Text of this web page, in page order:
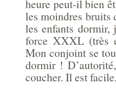
heure peut-il bien
les moindres bruits
les enfants dormir,
force XXXL (très
Mon conjoint se
dormir !
coucher. Il est